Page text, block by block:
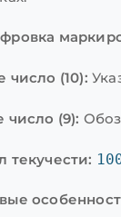
число (10):
число (9):
текучести: